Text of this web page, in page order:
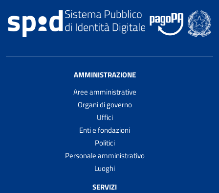
AMMINISTRAZIONE
Aree amministrative
Organi di governo
Uffici
Enti e fondazioni
Politici
Personale amministrativo
Luoghi
SERVIZI